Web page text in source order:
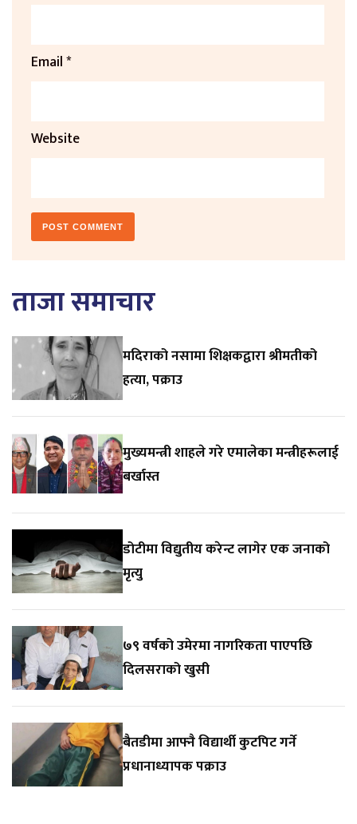
Email*
Website
ताजा समाचार
मदिराको नसामा शिक्षकद्वारा श्रीमतीको
हत्या, पक्राउ
मुख्यमन्त्री शाहले गरे एमालेका मन्त्रीहरूलाई
बर्खास्त
डोटीमा विद्युतीय करेन्ट लागेर एक जनाको
मृत्यु
७९ वर्षको उमेरमा नागरिकता पाएपछि
दिलसराको खुसी
बैतडीमा आफ्नै विद्यार्थी कुटपिट गर्ने
प्रधानाध्यापक पक्राउ